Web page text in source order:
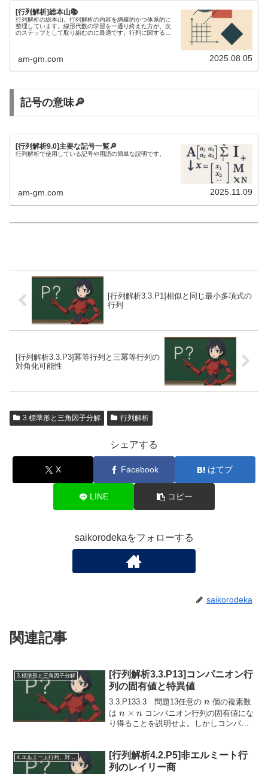
[行列解析]総本山📚
行列解析の総本山。行列解析の内容を網羅的かつ体系的に
整理しています。線形代数の学習を一通り終えた方が、次
のステップとして取り組むのに最適です。行列に関する不
am-gm.com 2025.08.05
記号の意味🔎
[行列解析9.0]主要な記号一覧🔎
行列解析で使用している記号や用語の簡単な説明です。
am-gm.com 2025.11.09
[行列解析3.3.P1]相似と同じ最小多項式の
行列
[行列解析3.3.P3]冪等行列と三冪等行列の
対角化可能性
3.標準形と三角因子分解 行列解析
シェアする
X Facebook はてブ
LINE コピー
saikorodekaをフォローする
saikorodeka
関連記事
3.標準形と三角因子分解
[行列解析3.3.P13]コンパニオン行
列の固有値と特異値
3.3.P133.3 問題13任意のn
n 個の複素数
はn\times
n
n × n コンパニオン行列の固有値にな
り得ることを説明せよ。しかしコンパニ
[行列解析4.2.P5]非エルミート行
列のレイリー商